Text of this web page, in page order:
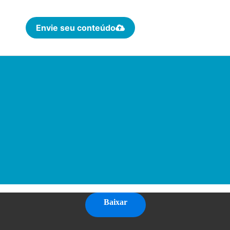
Envie seu conteúdo
Baixar